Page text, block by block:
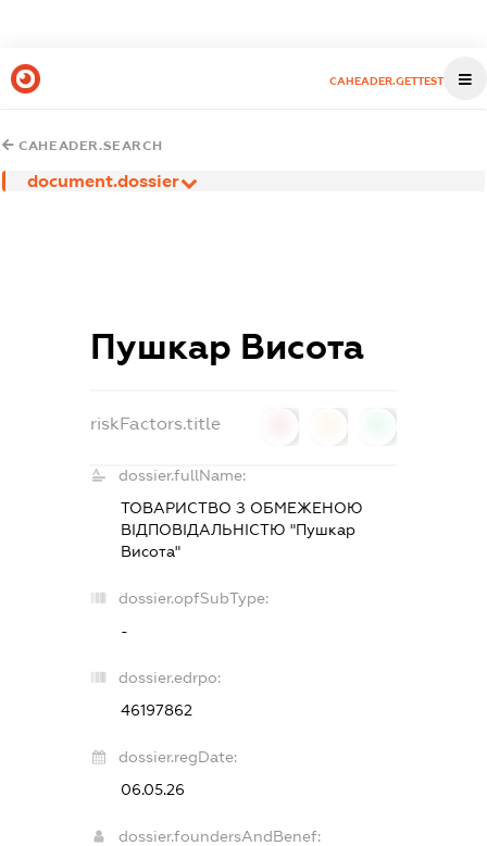
CAHEADER.GETTEST
CAHEADER.SEARCH
document.dossier
Пушкар Висота
riskFactors.title
dossier.fullName:
ТОВАРИСТВО З ОБМЕЖЕНОЮ
ВІДПОВІДАЛЬНІСТЮ "Пушкар
Висота"
dossier.opfSubType:
-
dossier.edrpo:
46197862
dossier.regDate:
06.05.26
dossier.foundersAndBenef: